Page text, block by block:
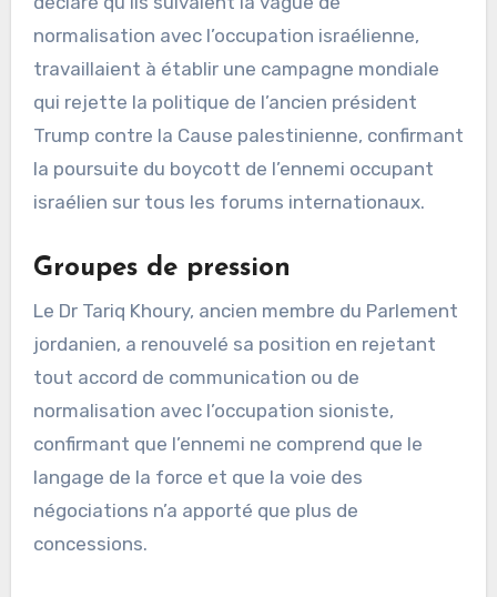
normalisation avec l’occupation israélienne,
travaillaient à établir une campagne mondiale
qui rejette la politique de l’ancien président
Trump contre la Cause palestinienne, confirmant
la poursuite du boycott de l’ennemi occupant
israélien sur tous les forums internationaux.
Groupes de pression
Le Dr Tariq Khoury, ancien membre du Parlement
jordanien, a renouvelé sa position en rejetant
tout accord de communication ou de
normalisation avec l’occupation sioniste,
confirmant que l’ennemi ne comprend que le
langage de la force et que la voie des
négociations n’a apporté que plus de
concessions.